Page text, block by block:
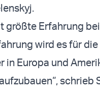
größte Erfahrung
wird es für
in Europa und
schrieb